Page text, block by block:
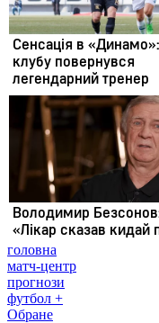
головна
матч-центр
прогнози
футбол +
Обране